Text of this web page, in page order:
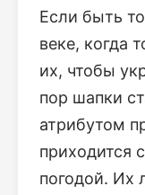
Если быть
веке, когда
их, чтобы
пор шапки
атрибутом
приходится
погодой. Их